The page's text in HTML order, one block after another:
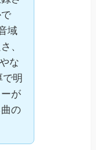
域
、
な
明
が
の